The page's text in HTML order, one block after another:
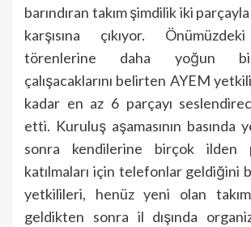
barındıran takım şimdilik iki
karşısına çıkıyor.
törenlerine daha yoğun
çalışacaklarını belirten AYEM
kadar en az 6 parçayı
etti. Kuruluş aşamasının basında
sonra kendilerine birçok ilden
katılmaları için telefonlar geldiğini
yetkilileri, henüz yeni olan
geldikten sonra il dışında